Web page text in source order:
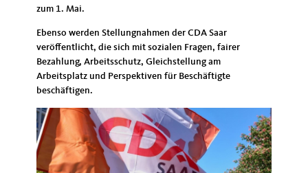
zum 1. Mai.
Ebenso werden Stellungnahmen der CDA Saar
veröffentlicht, die sich mit sozialen Fragen, fairer
Bezahlung, Arbeitsschutz, Gleichstellung am
Arbeitsplatz und Perspektiven für Beschäftigte
beschäftigen.